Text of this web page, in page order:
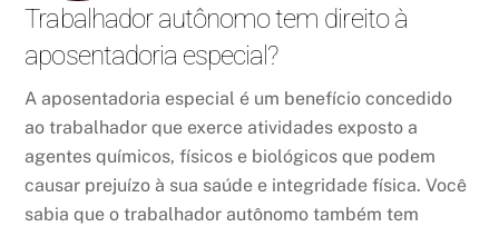
Trabalhador autônomo tem direito à
aposentadoria especial?
A aposentadoria especial é um benefício concedido
ao trabalhador que exerce atividades exposto a
agentes químicos, físicos e biológicos que podem
causar prejuízo à sua saúde e integridade física. Você
sabia que o trabalhador autônomo também tem